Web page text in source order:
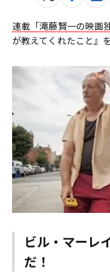
連載「滝藤賢一の映画
が教えてくれたこと』
ビル・マーレ
だ！